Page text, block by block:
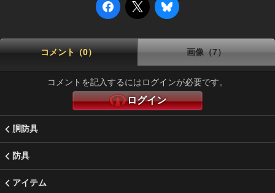
コメント（0） 画像（7）
コメントを記入するにはログインが必要です。
ログイン
胴防具
防具
アイテム